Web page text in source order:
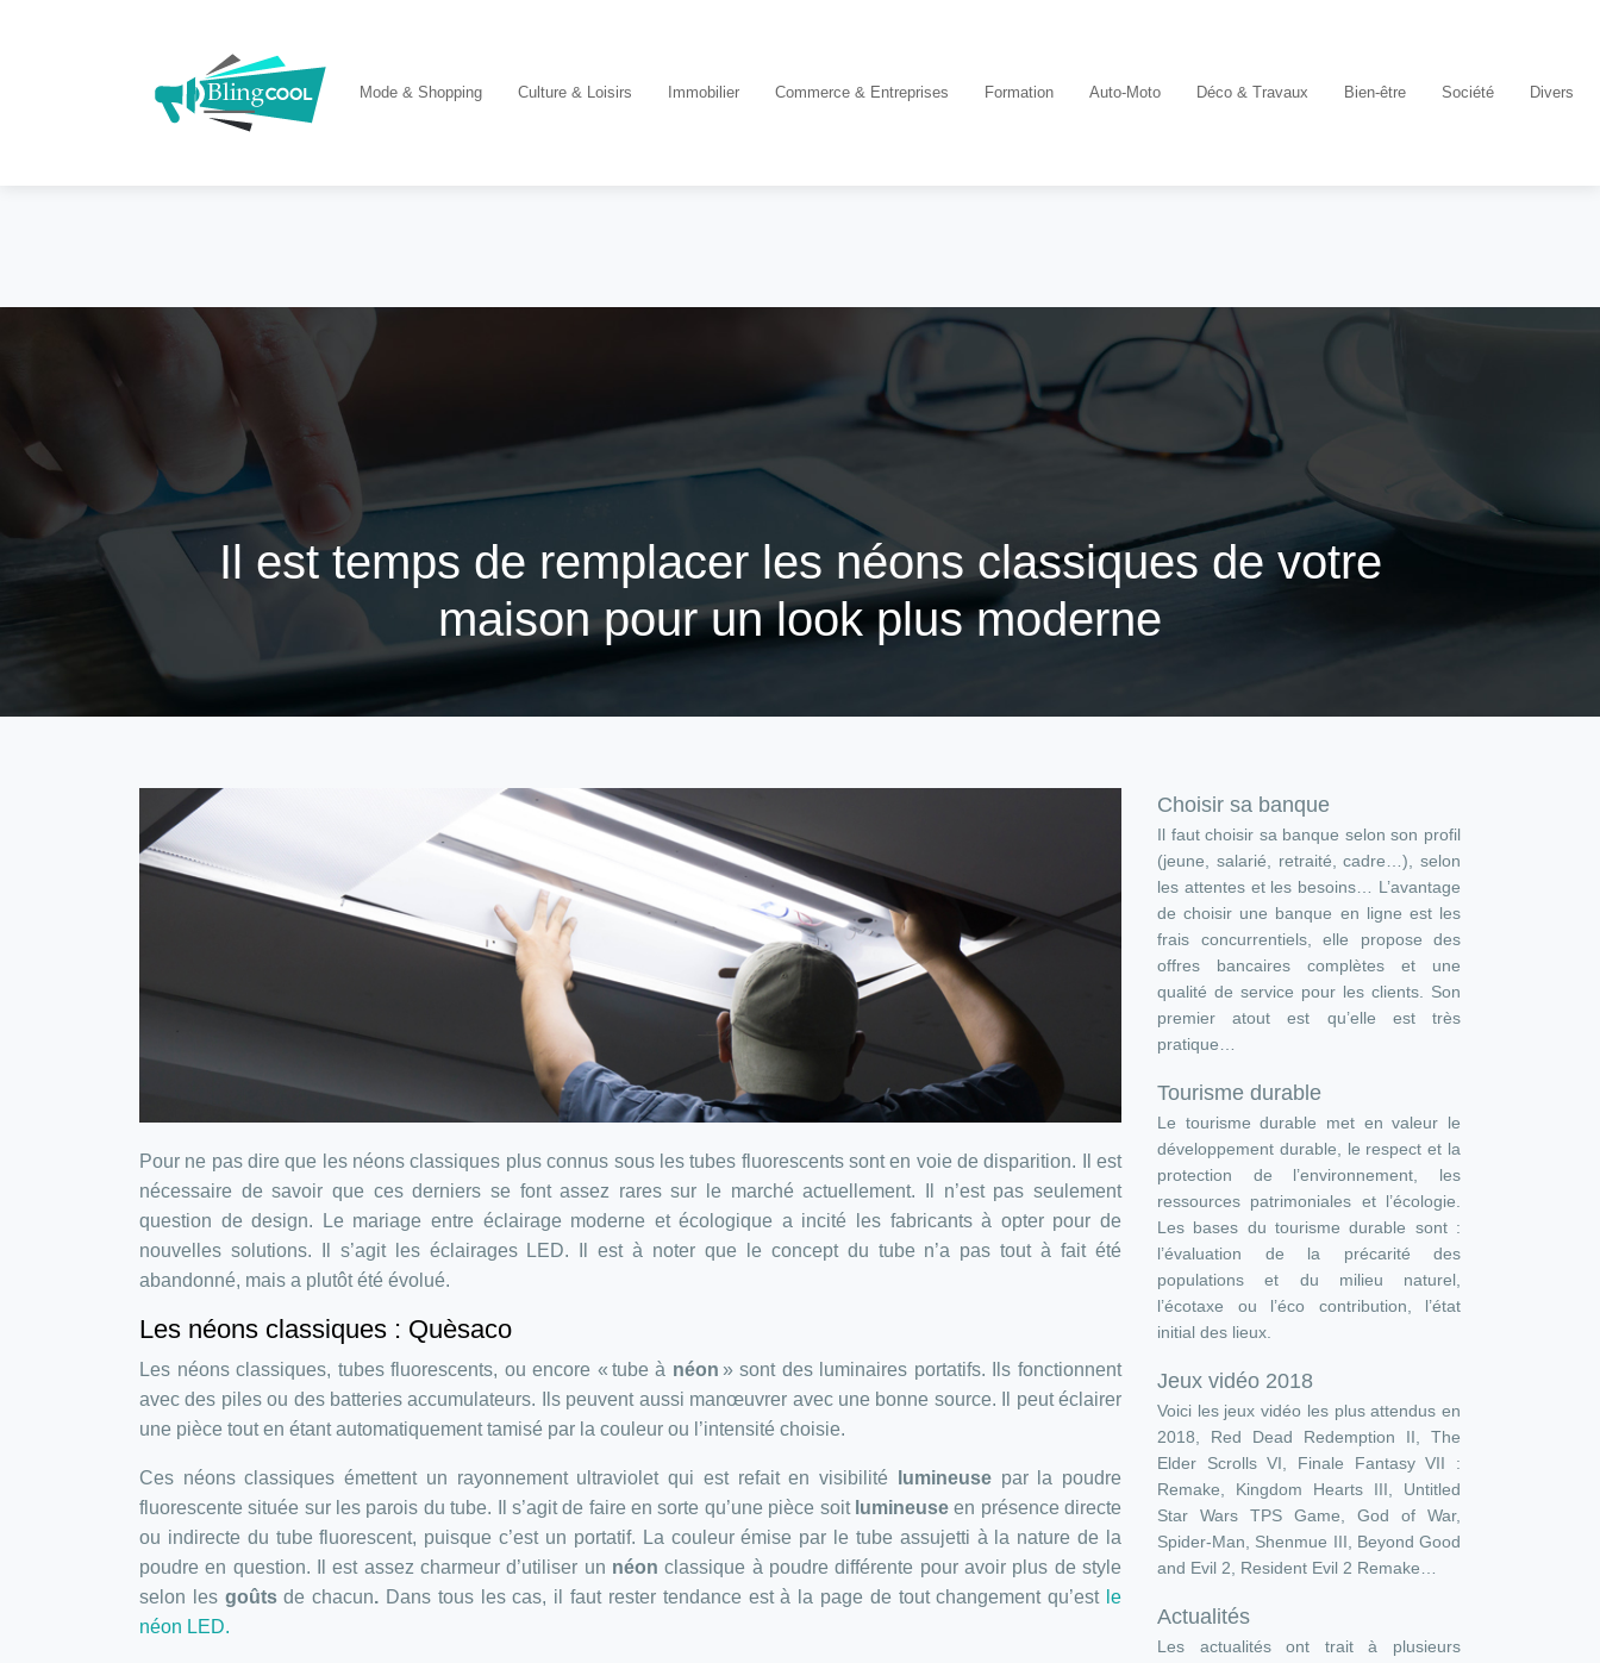
Mode & Shopping Culture & Loisirs Immobilier Commerce & Entreprises Formation Auto-Moto Déco & Travaux Bien-être Société Divers
Il est temps de remplacer les néons classiques de votre
maison pour un look plus moderne
Pour ne pas dire que les néons classiques plus connus sous les tubes fluorescents sont en voie de disparition. Il est
nécessaire de savoir que ces derniers se font assez rares sur le marché actuellement. Il n’est pas seulement
question de design. Le mariage entre éclairage moderne et écologique a incité les fabricants à opter pour de
nouvelles solutions. Il s’agit les éclairages LED. Il est à noter que le concept du tube n’a pas tout à fait été
abandonné, mais a plutôt été évolué.
Les néons classiques : Quèsaco
Les néons classiques, tubes fluorescents, ou encore « tube à néon » sont des luminaires portatifs. Ils fonctionnent
avec des piles ou des batteries accumulateurs. Ils peuvent aussi manœuvrer avec une bonne source. Il peut éclairer
une pièce tout en étant automatiquement tamisé par la couleur ou l’intensité choisie.
Ces néons classiques émettent un rayonnement ultraviolet qui est refait en visibilité lumineusepar la poudre
fluorescente située sur les parois du tube. Il s’agit de faire en sorte qu’une pièce soit lumineuseen présence directe
ou indirecte du tube fluorescent, puisque c’est un portatif. La couleur émise par le tube assujetti à la nature de la
poudre en question. Il est assez charmeur d’utiliser un néon classique à poudre différente pour avoir plus de style
selon les goûtsde chacun. Dans tous les cas, il faut rester tendance est à la page de tout changement qu’est le
néon LED.
Choisir sa banque
Il faut choisir sa banque selon son profil
(jeune, salarié, retraité, cadre…), selon
les attentes et les besoins… L’avantage
de choisir une banque en ligne est les
frais concurrentiels, elle propose des
offres bancaires complètes et une
qualité de service pour les clients. Son
premier atout est qu’elle est très
pratique…
Tourisme durable
Le tourisme durable met en valeur le
développement durable, le respect et la
protection de l’environnement, les
ressources patrimoniales et l’écologie.
Les bases du tourisme durable sont :
l’évaluation de la précarité des
populations et du milieu naturel,
l’écotaxe ou l’éco contribution, l’état
initial des lieux.
Jeux vidéo 2018
Voici les jeux vidéo les plus attendus en
2018, Red Dead Redemption II, The
Elder Scrolls VI, Finale Fantasy VII :
Remake, Kingdom Hearts III, Untitled
Star Wars TPS Game, God of War,
Spider-Man, Shenmue III, Beyond Good
and Evil 2, Resident Evil 2 Remake…
Actualités
Les actualités ont trait à plusieurs